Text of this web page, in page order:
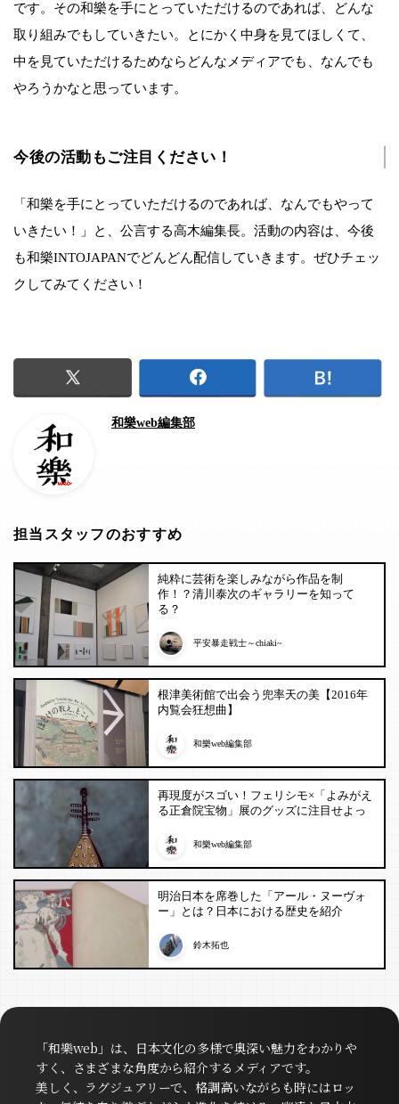
です。その和樂を手にとっていただけるのであれば、どんな
取り組みでもしていきたい。とにかく中身を見てほしくて、
中を見ていただけるためならどんなメディアでも、なんでも
やろうかなと思っています。
今後の活動もご注目ください！
「和樂を手にとっていただけるのであれば、なんでもやって
いきたい！」と、公言する高木編集長。活動の内容は、今後
も和樂INTOJAPANでどんどん配信していきます。ぜひチェッ
クしてみてください！
和樂web編集部
担当スタッフのおすすめ
純粋に芸術を楽しみながら作品を制
作！？清川泰次のギャラリーを知って
る？
平安暴走戦士～chiaki~
根津美術館で出会う兜率天の美【2016年
内覧会狂想曲】
和樂web編集部
再現度がスゴい！フェリシモ×「よみがえ
る正倉院宝物」展のグッズに注目せよっ
和樂web編集部
明治日本を席巻した「アール・ヌーヴォ
ー」とは？日本における歴史を紹介
鈴木拓也
「和樂web」は、日本文化の多様で奥深い魅力をわかりや
すく、さまざまな角度から紹介するメディアです。
美しく、ラグジュアリーで、格調高いながらも時にはロッ